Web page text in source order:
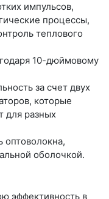
импульсов,
процессы,
теплового
10-дюймовому
за счет двух
которые
для разных
оптоволокна,
оболочкой.
эффективность в